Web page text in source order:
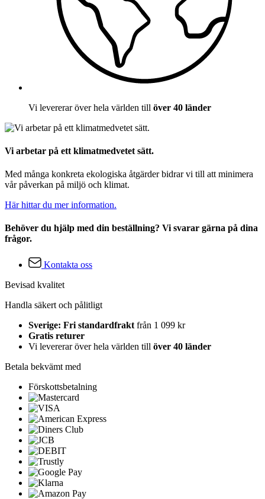
Vi levererar över hela världen till över 40 länder
Vi arbetar på ett klimatmedvetet sätt.
Med många konkreta ekologiska åtgärder bidrar vi till att minimera
vår påverkan på miljö och klimat.
Här hittar du mer information.
Behöver du hjälp med din beställning? Vi svarar gärna på dina
frågor.
Kontakta oss
Bevisad kvalitet
Handla säkert och pålitligt
Sverige: Fri standardfrakt från 1 099 kr
Gratis returer
Vi levererar över hela världen till över 40 länder
Betala bekvämt med
Förskottsbetalning